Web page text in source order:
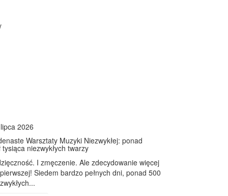
2026
Warsztaty Muzyki Niezwykłej: ponad
tysiąca niezwykłych twarzy
I zmęczenie. Ale zdecydowanie więcej
Siedem bardzo pełnych dni, ponad 500